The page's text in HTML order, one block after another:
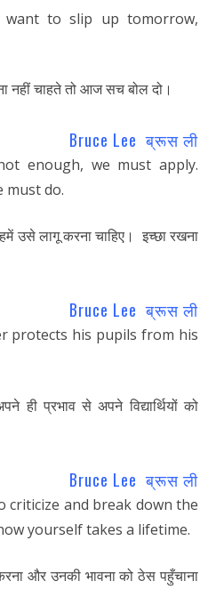
want to slip up tomorrow,
चाहते तो आज सच बोल दो।
Bruce Lee ब्रूस ली
enough, we must apply.
must do.
उसे लागू करना चाहिए। इच्छा रखना
Bruce Lee ब्रूस ली
protects his pupils from his
ही प्रभाव से अपने विद्यार्थियों को
Bruce Lee ब्रूस ली
criticize and break down the
yourself takes a lifetime.
और उनकी भावना को ठेस पहुँचाना